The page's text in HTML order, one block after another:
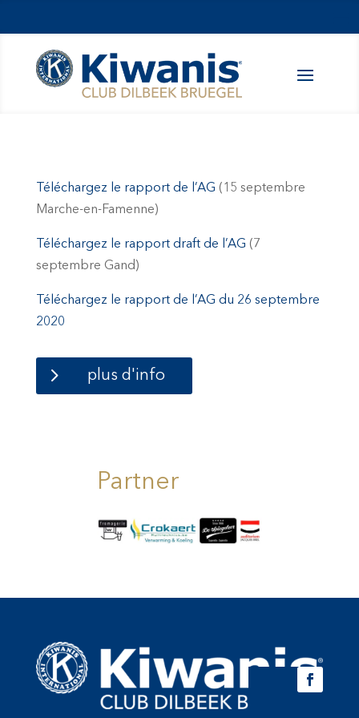
Téléchargez le rapport de l’AG (15 septembre
Marche-en-Famenne)
Téléchargez le rapport draft de l’AG (7
septembre Gand)
Téléchargez le rapport de l’AG du 26 septembre
2020
plus d'info
Partner